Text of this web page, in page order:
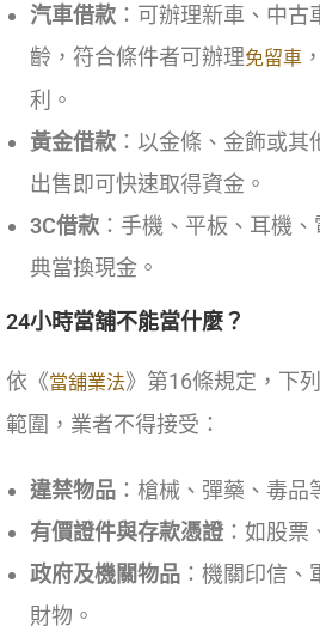
汽車借款 ：可辦理新車、中
齡，符合條件者可辦理免留車
利。
黃金借款 ：以金條、金飾或
出售即可快速取得資金。
3C借款 ：手機、平板、耳機
典當換現金。
24小時當舖不能當什麼？
依《當舖業法》第16條規定，下
範圍，業者不得接受：
違禁物品 ：槍械、彈藥、毒品
有價證件與存款憑證：如股票
政府及機關物品 ：機關印信
財物。